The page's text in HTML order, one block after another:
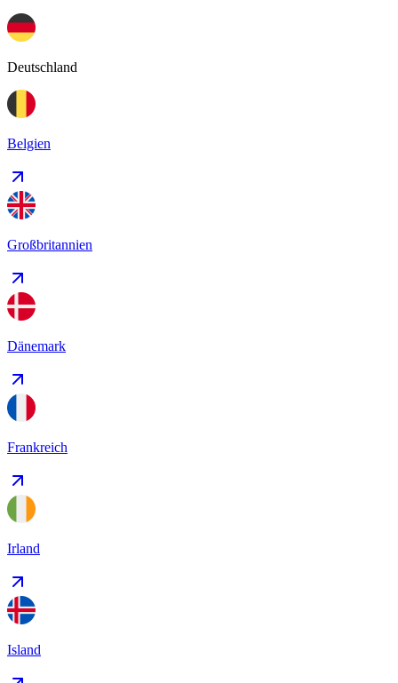
Deutschland
Belgien
Großbritannien
Dänemark
Frankreich
Irland
Island